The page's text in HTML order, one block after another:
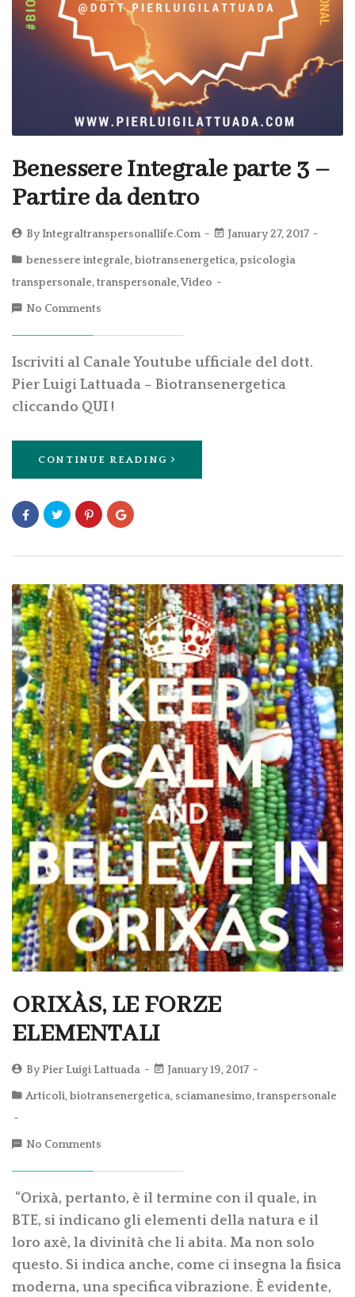
Benessere Integrale parte 3 –
Partire da dentro
ByIntegraltranspersonallife.com January 27, 2017
benessere integrale,biotransenergetica,psicologia
transpersonale,transpersonale,Video
No Comments
Iscriviti al Canale Youtube ufficiale del dott.
Pier Luigi Lattuada – Biotransenergetica
cliccando QUI !
CONTINUE READING
ORIXÀS, LE FORZE
ELEMENTALI
ByPier Luigi Lattuada January 19, 2017
Articoli,biotransenergetica, sciamanesimo,transpersonale
No Comments
“Orixà, pertanto, è il termine con il quale, in
BTE, si indicano gli elementi della natura e il
loro axè, la divinità che li abita. Ma non solo
questo. Si indica anche, come ci insegna la fisica
moderna, una specifica vibrazione. È evidente,